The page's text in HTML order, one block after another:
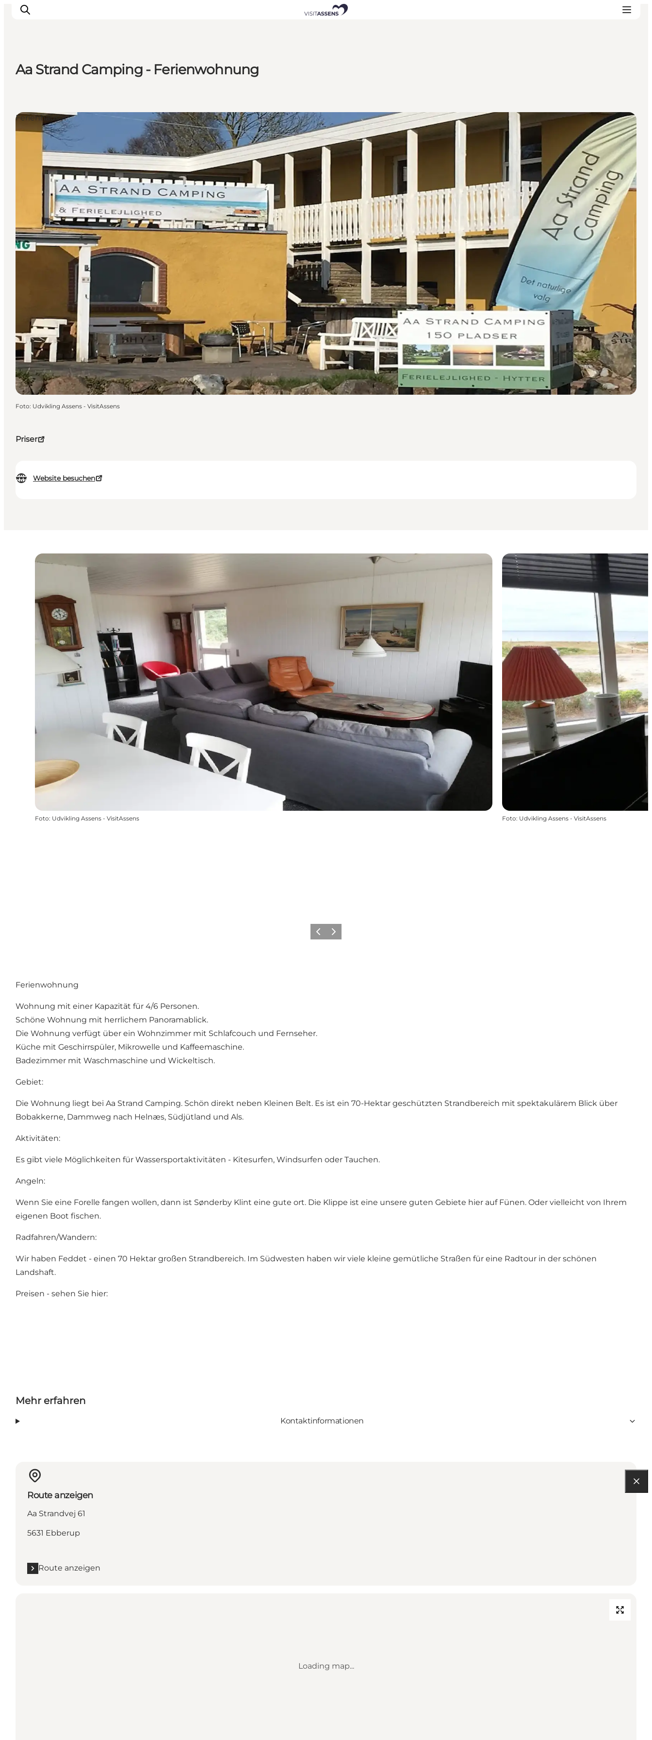
Essen & trinken
Veranstaltungen
Öffnungszeiten
Aa Strand Camping - Ferienwohnung
Priser
Website besuchen
Ferienhäuser
Foto: Udvikling Assens - VisitAssens
Foto: Udvikling Assens - VisitAssens Foto: Udvikling Assens - VisitAssens
ZurückWeiter
Ferienwohnung
Wohnung mit einer Kapazität für 4/6 Personen.
Schöne Wohnung mit herrlichem Panoramablick.
Die Wohnung verfügt über ein Wohnzimmer mit Schlafcouch und Fernseher.
Küche mit Geschirrspüler, Mikrowelle und Kaffeemaschine.
Badezimmer mit Waschmaschine und Wickeltisch.
Gebiet:
Die Wohnung liegt bei Aa Strand Camping. Schön direkt neben Kleinen Belt. Es ist ein 70-Hektar geschützten Strandbereich mit spektakulärem Blick über
Bobakkerne, Dammweg nach Helnæs, Südjütland und Als.
Aktivitäten:
Es gibt viele Möglichkeiten für Wassersportaktivitäten - Kitesurfen, Windsurfen oder Tauchen.
Angeln:
Wenn Sie eine Forelle fangen wollen, dann ist Sønderby Klint eine gute ort. Die Klippe ist eine unsere guten Gebiete hier auf Fünen. Oder vielleicht von Ihrem
eigenen Boot fischen.
Radfahren/Wandern:
Wir haben Feddet - einen 70 Hektar großen Strandbereich. Im Südwesten haben wir viele kleine gemütliche Straßen für eine Radtour in der schönen
Landshaft.
Preisen - sehen Sie hier:
Mehr erfahren
Kontaktinformationen
Route anzeigen
Aa Strandvej 61
5631 Ebberup
Route anzeigen
Loading map...